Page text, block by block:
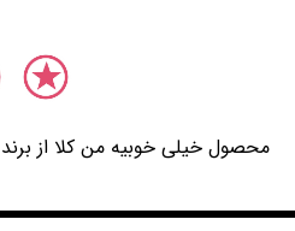
محصول خیلی خوبیه من کلا از